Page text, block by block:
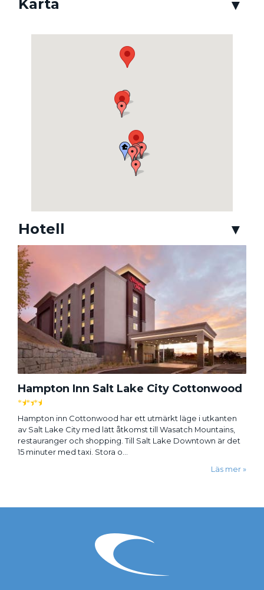
Karta
Hotell
Hampton Inn Salt Lake City Cottonwood
★★★
Hampton inn Cottonwood har ett utmärkt läge i utkanten
av Salt Lake City med lätt åtkomst till Wasatch Mountains,
restauranger och shopping. Till Salt Lake Downtown är det
15 minuter med taxi. Stora o...
Läs mer